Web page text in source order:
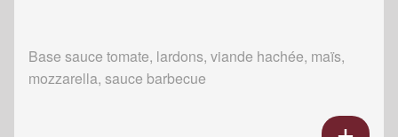
Base sauce tomate, lardons, viande hachée, maïs,
mozzarella, sauce barbecue